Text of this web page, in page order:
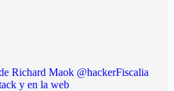
Richard Maok @hackerFiscalia
y en la web